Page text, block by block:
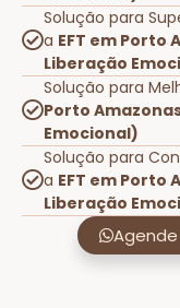
Solução para
a EFT em Porto
Liberação
Solução para
Porto
Emocional)
Solução para
a EFT em Porto
Liberação
Agende